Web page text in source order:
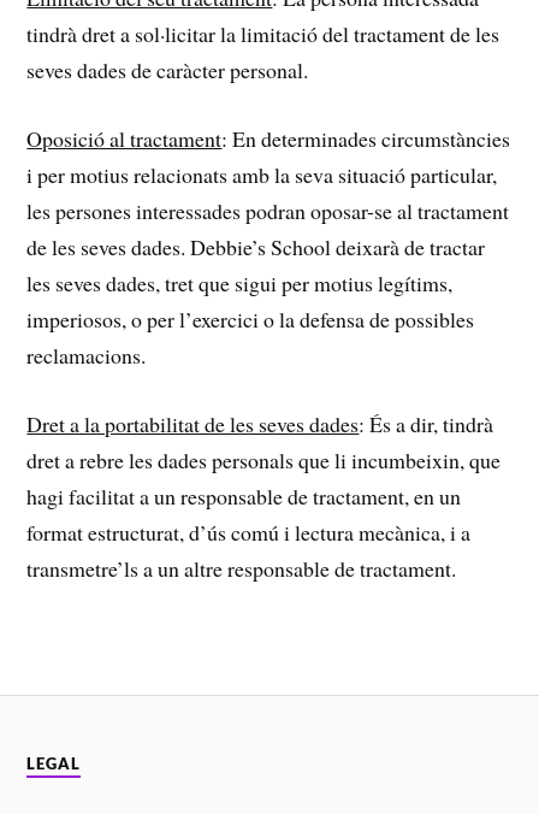
tindrà dret a sol·licitar la limitació del tractament de les
seves dades de caràcter personal.
Oposició al tractament: En determinades circumstàncies
i per motius relacionats amb la seva situació particular,
les persones interessades podran oposar-se al tractament
de les seves dades. Debbie’s School deixarà de tractar
les seves dades, tret que sigui per motius legítims,
imperiosos, o per l’exercici o la defensa de possibles
reclamacions.
Dret a la portabilitat de les seves dades: És a dir, tindrà
dret a rebre les dades personals que li incumbeixin, que
hagi facilitat a un responsable de tractament, en un
format estructurat, d’ús comú i lectura mecànica, i a
transmetre’ls a un altre responsable de tractament.
LEGAL